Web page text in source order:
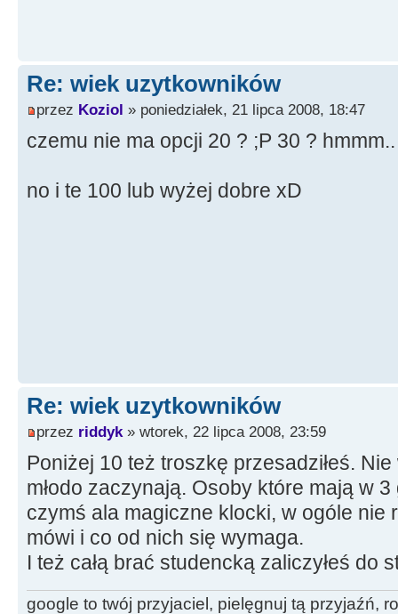
Re: wiek uzytkowników
przez Koziol » poniedziałek, 21 lipca 2008, 18:47
czemu nie ma opcji 20 ? ;P 30 ?
no i te 100 lub wyżej dobre xD
Re: wiek uzytkowników
przez riddyk» wtorek, 22 lipca 2008, 23:59
Poniżej 10 też troszkę przesadziłeś.
młodo zaczynają. Osoby które mają w
czymś ala magiczne klocki, w ogóle nie
mówi i co od nich się wymaga.
I też całą brać studencką zaliczyłeś do
google to twój przyjaciel, pielęgnuj tą przyjaźń,